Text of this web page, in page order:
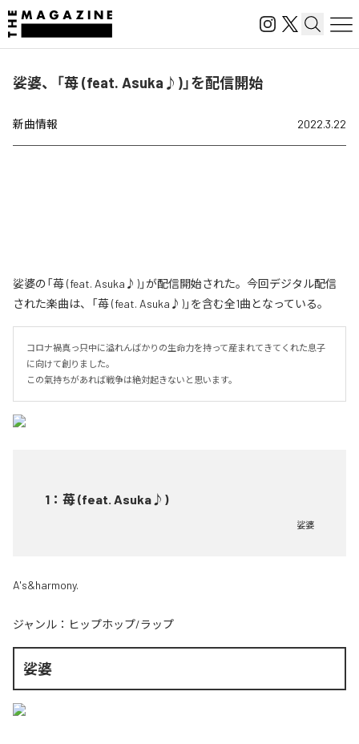
娑婆、「苺 (feat. Asuka♪)」を配信開始
新曲情報 2022.3.22
娑婆の「苺 (feat. Asuka♪)」が配信開始された。今回デジタル配信
された楽曲は、「苺 (feat. Asuka♪)」を含む全1曲となっている。
コロナ禍真っ只中に溢れんばかりの生命力を持って産まれてきてくれた息子
に向けて創りました。
この氣持ちがあれば戦争は絶対起きないと思います。
1 ： 苺 (feat. Asuka♪)
娑婆
A's&harmony.
ジャンル： ヒップホップ/ラップ
娑婆